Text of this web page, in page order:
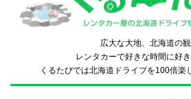
広大な大地、北海道の
レンタカーで好きな時間に好き
くるたびでは北海道ドライブを100倍楽